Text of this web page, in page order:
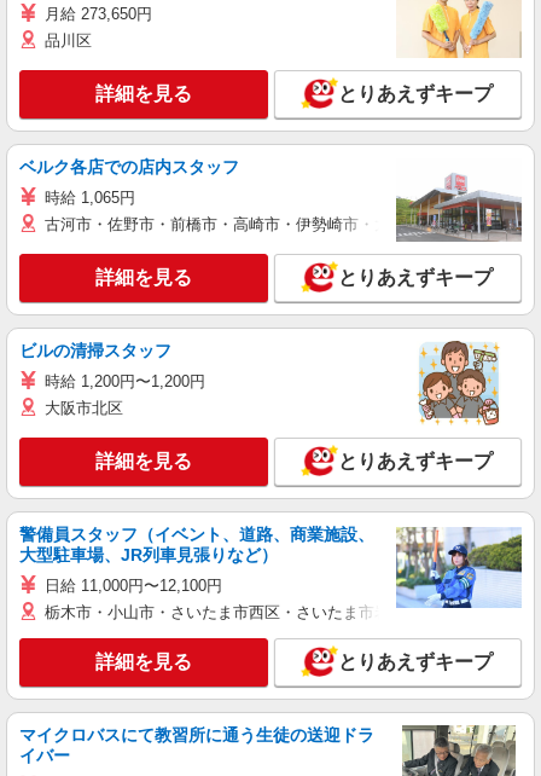
月給 273,650円
品川区
詳細を見る とりあえずキープ
ベルク各店での店内スタッフ
時給 1,065円
古河市・佐野市・前橋市・高崎市・伊勢崎市・太田市・館林市・藤
詳細を見る とりあえずキープ
ビルの清掃スタッフ
時給 1,200円〜1,200円
大阪市北区
詳細を見る とりあえずキープ
警備員スタッフ（イベント、道路、商業施設、
大型駐車場、JR列車見張りなど）
日給 11,000円〜12,100円
栃木市・小山市・さいたま市西区・さいたま市岩槻区・久喜市・蓮田
詳細を見る とりあえずキープ
マイクロバスにて教習所に通う生徒の送迎ドラ
イバー